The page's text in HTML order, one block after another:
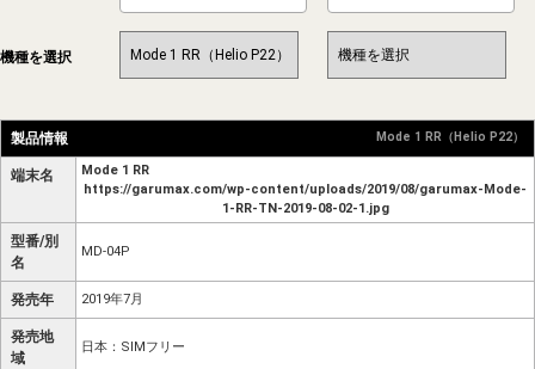
機種を選択
製品情報 Mode 1 RR（Helio P22）
端末名
Mode 1 RR
https://garumax.com/wp-content/uploads/2019/08/garumax-Mode-
1-RR-TN-2019-08-02-1.jpg
型番/別
名
MD-04P
発売年 2019年7月
発売地
域
日本：SIMフリー